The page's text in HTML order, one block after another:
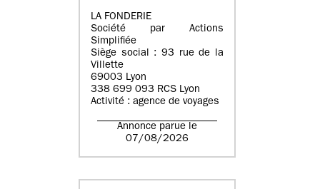
LA FONDERIE
Société par Actions
Simplifiée
Siège social : 93 rue de la
Villette
69003 Lyon
338 699 093 RCS Lyon
Activité : agence de voyages
Annonce parue le
07/08/2026